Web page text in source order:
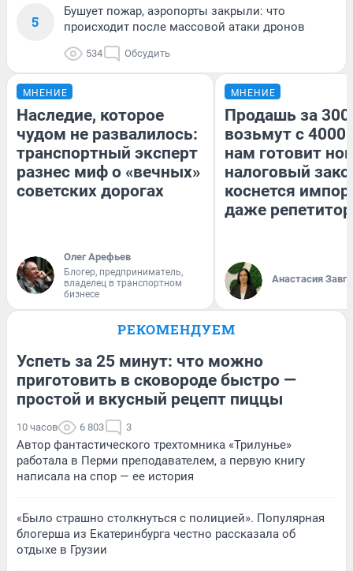
5
Бушует пожар, аэропорты закрыли: что
происходит после массовой атаки дронов
534 Обсудить
МНЕНИЕ
Наследие, которое
чудом не развалилось:
транспортный эксперт
разнес миф о «вечных»
советских дорогах
Олег Арефьев
Блогер, предприниматель,
владелец в транспортном
бизнесе
МНЕНИЕ
Продашь за
возьмут с
нам готовит
налоговый
коснется
даже
Анастасия
РЕКОМЕНДУЕМ
Успеть за 25 минут: что можно
приготовить в сковороде быстро —
простой и вкусный рецепт пиццы
10 часов 6 803 3
Автор фантастического трехтомника «Трилунье»
работала в Перми преподавателем, а первую книгу
написала на спор — ее история
«Было страшно столкнуться с полицией». Популярная
блогерша из Екатеринбурга честно рассказала об
отдыхе в Грузии